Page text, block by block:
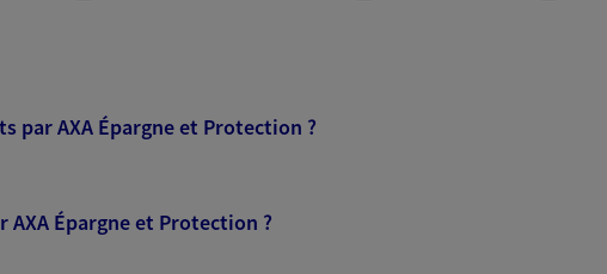
par AXA Épargne et Protection ?
Épargne et Protection ?